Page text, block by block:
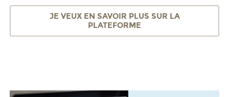
JE VEUX EN SAVOIR PLUS SUR LA
PLATEFORME